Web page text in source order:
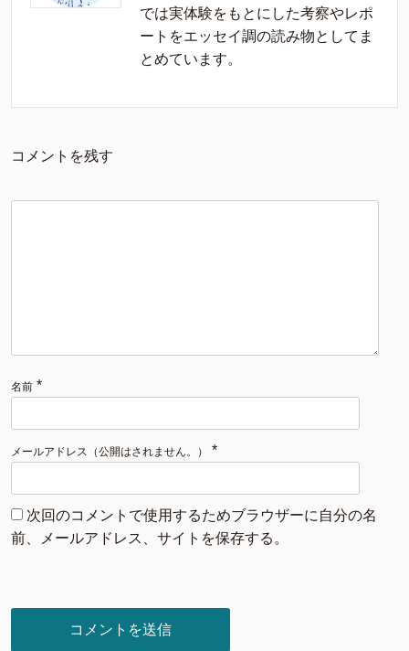
では実体験をもとにした考察やレポ
ートをエッセイ調の読み物としてま
とめています。
コメントを残す
名前 *
メールアドレス（公開はされません。） *
次回のコメントで使用するためブラウザーに自分の名
前、メールアドレス、サイトを保存する。